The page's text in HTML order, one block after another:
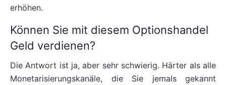
erhöhen.
Können Sie mit diesem Optionshandel
Geld verdienen?
Die Antwort ist ja, aber sehr schwierig. Härter als alle
Monetarisierungskanäle, die Sie jemals gekannt